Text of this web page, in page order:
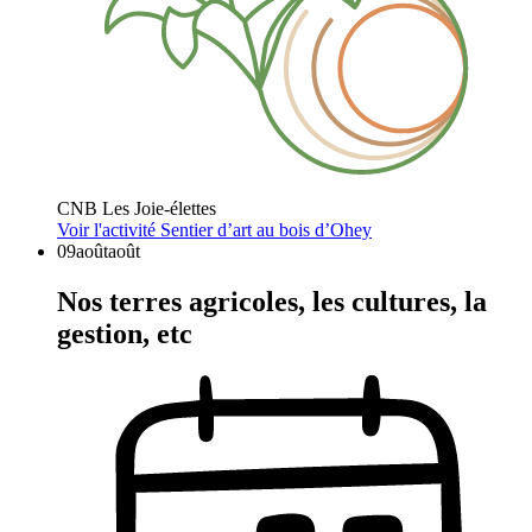
CNB Les Joie-élettes
Voir l'activité Sentier d’art au bois d’Ohey
09aoûtaoût
Nos terres agricoles, les cultures, la
gestion, etc